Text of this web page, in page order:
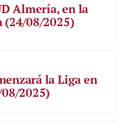
Almería, en la
(24/08/2025)
la Liga en
2025)